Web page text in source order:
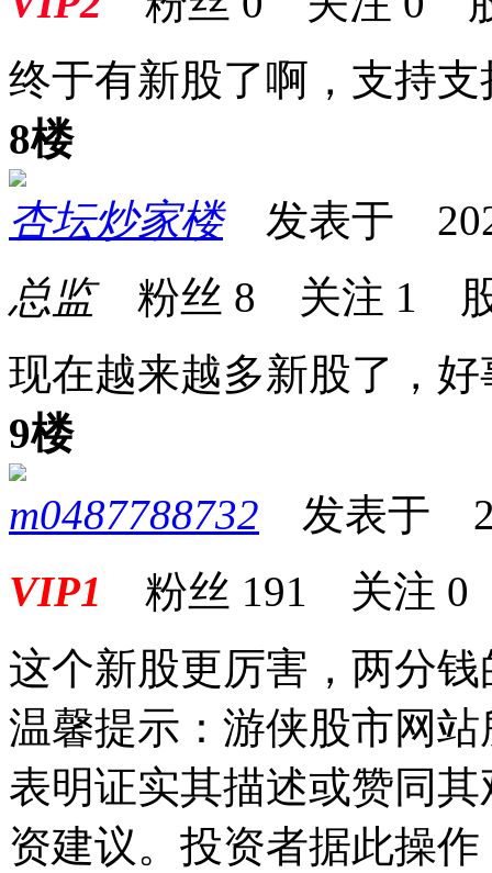
终于有新股了啊，支持支
8楼
杏坛炒家楼发表于
总监粉丝 8 关注 1
现在越来越多新股了，
9楼
m0487788732 发表于
VIP1 粉丝 191 关注 0
这个新股更厉害，两分
温馨提示：游侠股市网
表明证实其描述或赞同
资建议。投资者据此操